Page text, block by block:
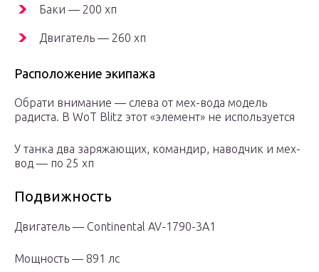
Баки — 200 хп
Двигатель — 260 хп
Расположение экипажа
Обрати внимание — слева от мех-вода модель
радиста. В WoT Blitz этот «элемент» не используется
У танка два заряжающих, командир, наводчик и мех-
вод — по 25 хп
Подвижность
Двигатель — Continental AV-1790-3A1
Мощность — 891 лс